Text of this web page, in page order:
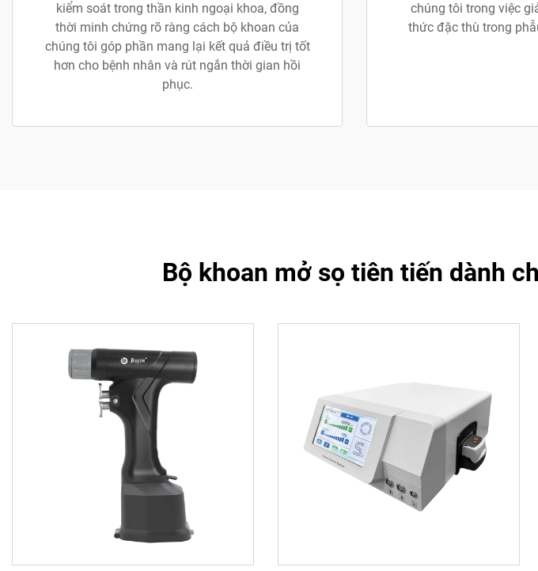
kiểm soát trong thần kinh ngoại khoa, đồng
thời minh chứng rõ ràng cách bộ khoan của
chúng tôi góp phần mang lại kết quả điều trị tốt
hơn cho bệnh nhân và rút ngắn thời gian hồi
phục.
chúng tôi trong việc
thức đặc thù trong
Bộ khoan mở sọ tiên tiến dành